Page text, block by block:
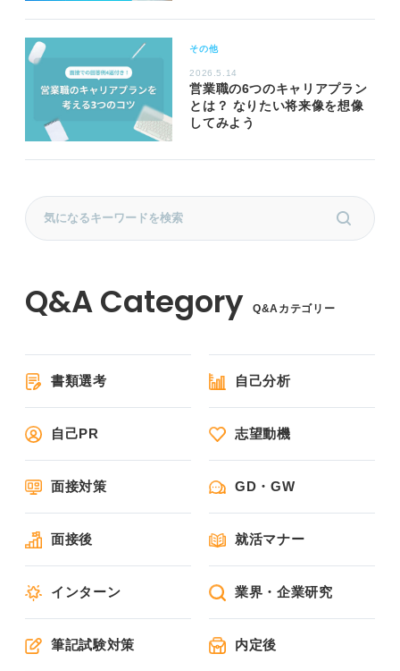
その他
2026.5.14
営業職の6つのキャリアプラン
とは？ なりたい将来像を想像
してみよう
Q&Aカテゴリー
書類選考 自己分析
自己PR 志望動機
面接対策 GD・GW
面接後 就活マナー
インターン 業界・企業研究
筆記試験対策 内定後